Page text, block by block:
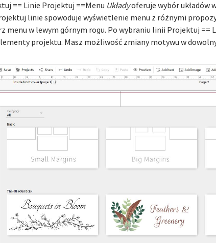
== Linie Projektuj ==Menu Układyoferuje wybór układów
linie spowoduje wyświetlenie menu z różnymi
menu w lewym górnym rogu. Po wybraniu linii Projektuj
projektu. Masz możliwość zmiany motywu w